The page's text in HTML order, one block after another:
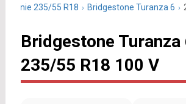
letnie 235/55 R18 Bridgestone Turanza 6
Bridgestone Turanza
235/55 R18 100 V